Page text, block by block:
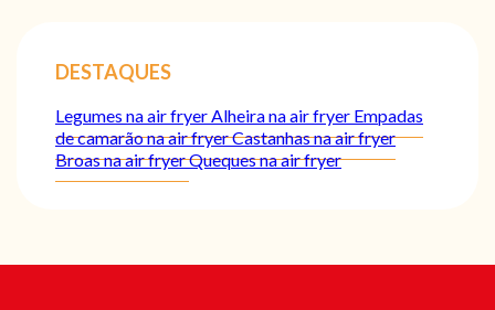
DESTAQUES
Legumes na air fryerAlheira na air fryer Empadas
de camarão na air fryerCastanhas na air fryer
Broas na air fryerQueques na air fryer